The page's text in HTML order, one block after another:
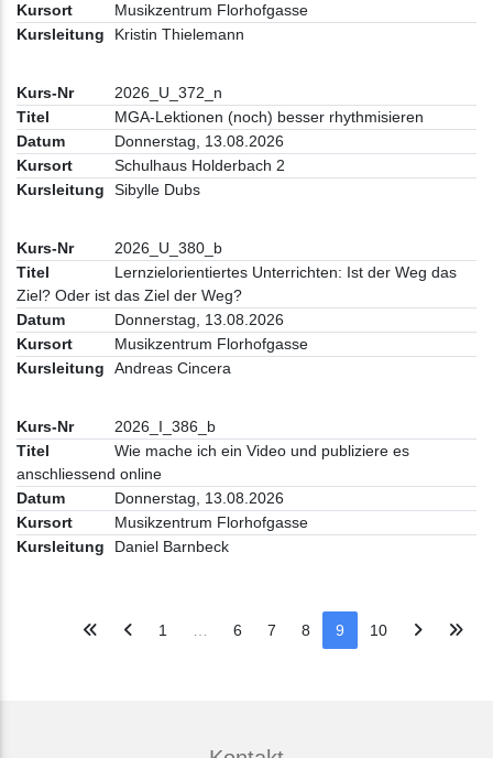
Musikzentrum Florhofgasse
Kristin Thielemann
2026_U_372_n
MGA-Lektionen (noch) besser rhythmisieren
Donnerstag, 13.08.2026
Schulhaus Holderbach 2
Sibylle Dubs
2026_U_380_b
Lernzielorientiertes Unterrichten: Ist der Weg das
Ziel? Oder ist das Ziel der Weg?
Donnerstag, 13.08.2026
Musikzentrum Florhofgasse
Andreas Cincera
2026_I_386_b
Wie mache ich ein Video und publiziere es
anschliessend online
Donnerstag, 13.08.2026
Musikzentrum Florhofgasse
Daniel Barnbeck
1 6 7 8 9 10